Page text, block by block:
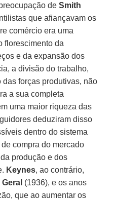
deSmith
que afiançavam os
comércio era uma
florescimento da
e da expansão dos
a divisão do trabalho,
forças produtivas, não
a sua completa
uma maior riqueza das
deduziram disso
dentro do sistema
compra do mercado
produção e dos
Keynes, ao contrário,
(1936), e os anos
que ao aumentar os